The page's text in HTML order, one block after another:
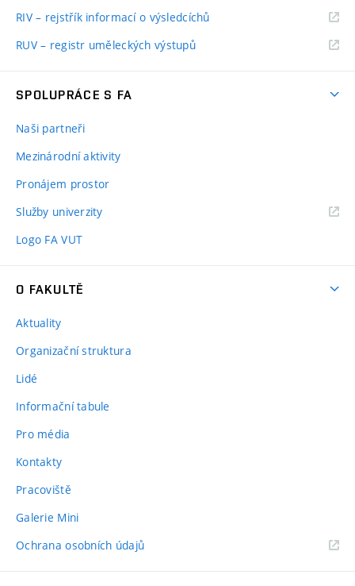
RIV – rejstřík informací o výsledcíchů
RUV – registr uměleckých výstupů
SPOLUPRÁCE S FA
Naši partneři
Mezinárodní aktivity
Pronájem prostor
Služby univerzity
Logo FA VUT
O FAKULTĚ
Aktuality
Organizační struktura
Lidé
Informační tabule
Pro média
Kontakty
Pracoviště
Galerie Mini
Ochrana osobních údajů